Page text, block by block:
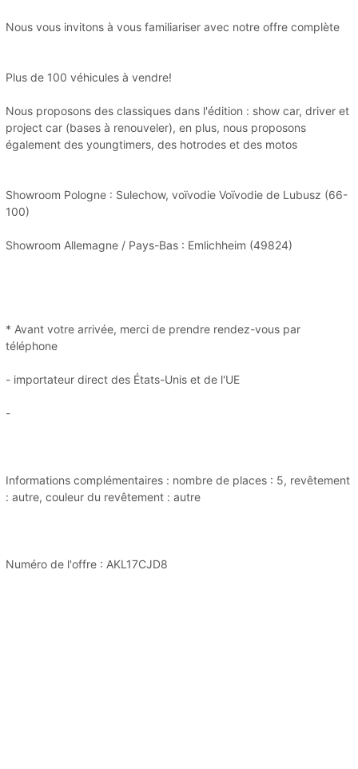
Nous vous invitons à vous familiariser avec notre offre complète
Plus de 100 véhicules à vendre!
Nous proposons des classiques dans l'édition : show car, driver et
project car (bases à renouveler), en plus, nous proposons
également des youngtimers, des hotrodes et des motos
Showroom Pologne : Sulechow, voïvodie Voïvodie de Lubusz (66-
100)
Showroom Allemagne / Pays-Bas : Emlichheim (49824)
* Avant votre arrivée, merci de prendre rendez-vous par
téléphone
- importateur direct des États-Unis et de l'UE
-
Informations complémentaires : nombre de places : 5, revêtement
: autre, couleur du revêtement : autre
Numéro de l'offre : AKL17CJD8